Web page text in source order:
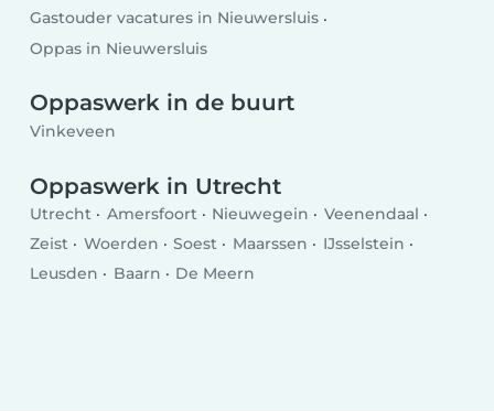
Gastouder vacatures in Nieuwersluis
Oppas in Nieuwersluis
Oppaswerk in de buurt
Vinkeveen
Oppaswerk in Utrecht
Utrecht Amersfoort Nieuwegein
Veenendaal
Zeist
Woerden Soest Maarssen
IJsselstein
Leusden
Baarn De Meern